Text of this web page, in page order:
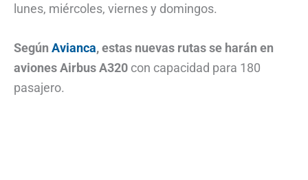
lunes, miércoles, viernes y domingos.
Según Avianca, estas nuevas rutas se harán en
aviones Airbus A320 con capacidad para 180
pasajero.